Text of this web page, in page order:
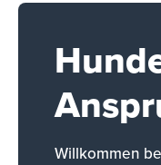
Willkommen